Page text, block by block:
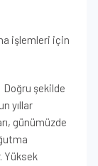
işlemleri için
Doğru şekilde
yıllar
günümüzde
Yüksek